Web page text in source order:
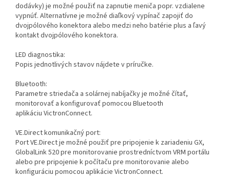
dodávky) je možné použiť na zapnutie meniča popr. vzdialene
vypnúť. Alternatívne je možné diaľkový vypínač zapojiť do
dvojpólového konektora alebo medzi neho batérie plus a ľavý
kontakt dvojpólového konektora.
LED diagnostika:
Popis jednotlivých stavov nájdete v príručke.
Bluetooth:
Parametre striedača a solárnej nabíjačky je možné čítať,
monitorovať a konfigurovať pomocou Bluetooth
aplikáciu VictronConnect.
VE.Direct komunikačný port:
Port VE.Direct je možné použiť pre pripojenie k zariadeniu GX,
GlobalLink 520 pre monitorovanie prostredníctvom VRM portálu
alebo pre pripojenie k počítaču pre monitorovanie alebo
konfiguráciu pomocou aplikácie VictronConnect.